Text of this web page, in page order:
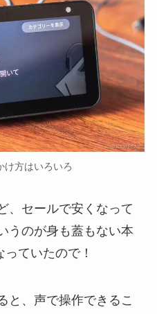
け方はいろいろ
、セールで安くなって
うのが身も蓋もない本
ていたので！
と、声で操作できるこ